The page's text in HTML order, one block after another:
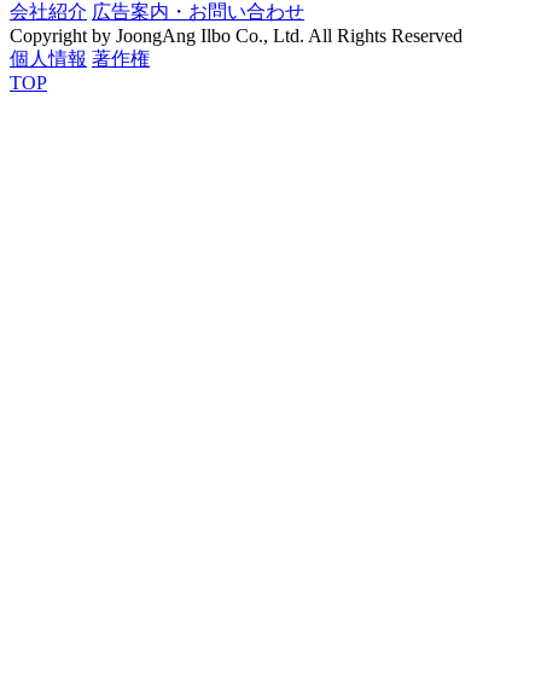
会社紹介 広告案内・お問い合わせ
Copyright by JoongAng Ilbo Co., Ltd. All Rights Reserved
個人情報 著作権
TOP